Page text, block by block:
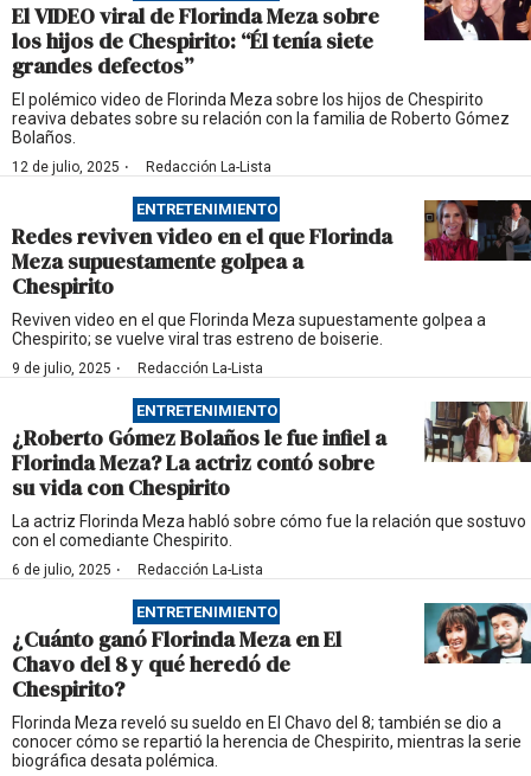
El VIDEO viral de Florinda Meza sobre
los hijos de Chespirito: “Él tenía siete
grandes defectos”
El polémico video de Florinda Meza sobre los hijos de Chespirito
reaviva debates sobre su relación con la familia de Roberto Gómez
Bolaños.
12 de julio, 2025 · Redacción La-Lista
ENTRETENIMIENTO
Redes reviven video en el que Florinda
Meza supuestamente golpea a
Chespirito
Reviven video en el que Florinda Meza supuestamente golpea a
Chespirito; se vuelve viral tras estreno de boiserie.
9 de julio, 2025 · Redacción La-Lista
ENTRETENIMIENTO
¿Roberto Gómez Bolaños le fue infiel a
Florinda Meza? La actriz contó sobre
su vida con Chespirito
La actriz Florinda Meza habló sobre cómo fue la relación que sostuvo
con el comediante Chespirito.
6 de julio, 2025 · Redacción La-Lista
ENTRETENIMIENTO
¿Cuánto ganó Florinda Meza en El
Chavo del 8 y qué heredó de
Chespirito?
Florinda Meza reveló su sueldo en El Chavo del 8; también se dio a
conocer cómo se repartió la herencia de Chespirito, mientras la serie
biográfica desata polémica.